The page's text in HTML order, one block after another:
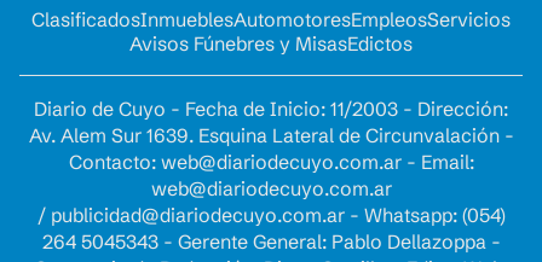
ClasificadosInmueblesAutomotoresEmpleosServicios
Avisos Fúnebres y MisasEdictos
Diario de Cuyo - Fecha de Inicio: 11/2003 - Dirección:
Av. Alem Sur 1639. Esquina Lateral de Circunvalación -
Contacto: web@diariodecuyo.com.ar- Email:
web@diariodecuyo.com.ar
/ publicidad@diariodecuyo.com.ar- Whatsapp: (054)
264 5045343 - Gerente General: Pablo Dellazoppa -